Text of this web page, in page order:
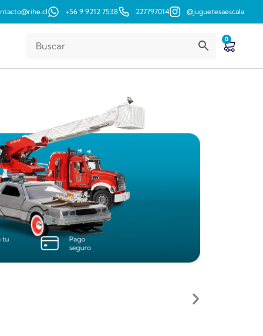
+56 9 9212 7538 227797014 @juguetesaescala
0